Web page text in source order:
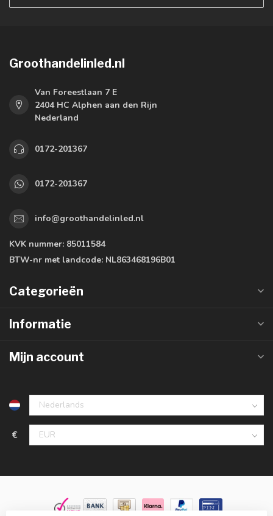
Groothandelinled.nl
Van Foreestlaan 7 E
2404 HC Alphen aan den Rijn
Nederland
0172-201367
0172-201367
info@groothandelinled.nl
KVK nummer: 85011584
BTW-nr met landcode: NL863468196B01
Categorieën
Informatie
Mijn account
€